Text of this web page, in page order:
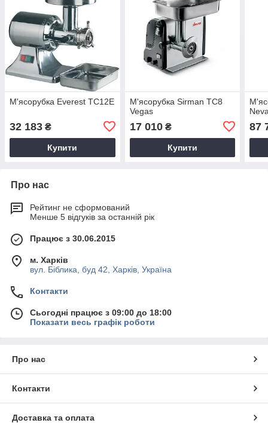
М'ясорубка Everest TC12E
32 183 ₴
Купити
М'ясорубка Sirman TC8
Vegas
17 010₴
Купити
87
Про нас
Рейтинг не сформований
Менше 5 відгуків за останній рік
Працює з 30.06.2015
м. Харків
вул. Біблика, буд 42, Харків, Україна
Контакти
Сьогодні працює з 09:00 до 18:00
Показати весь графік роботи
Про нас
Контакти
Доставка та оплата